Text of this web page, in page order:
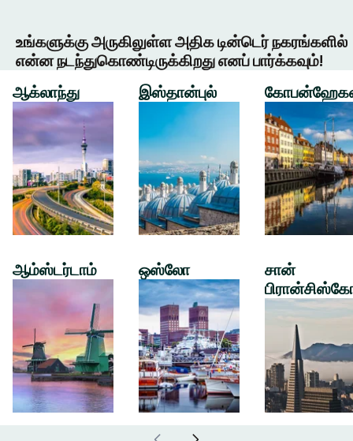
உங்களுக்கு அருகிலுள்ள அதிக டின்டெர் நகரங்களில்
என்ன நடந்துகொண்டிருக்கிறது எனப் பார்க்கவும்!
ஆக்லாந்து
ஆம்ஸ்டர்டாம்
இஸ்தான்புல்
ஒஸ்லோ
சான்